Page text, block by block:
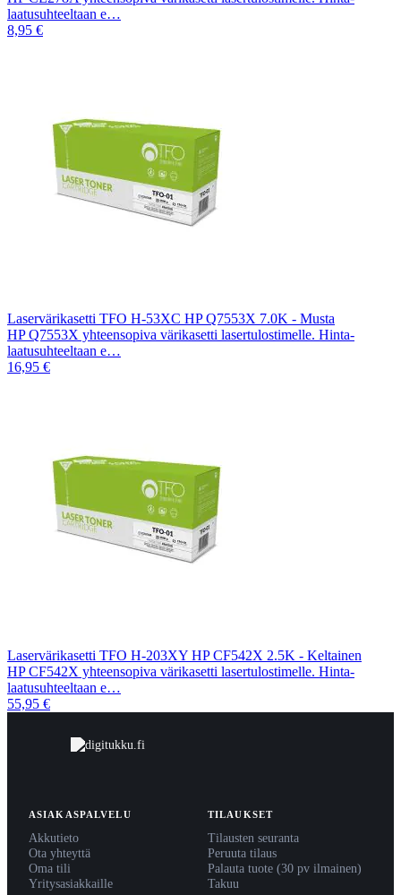
laatusuhteeltaan e…
8,95 €
Laservärikasetti TFO H-53XC HP Q7553X 7.0K - Musta
HP Q7553X yhteensopiva värikasetti lasertulostimelle. Hinta-
laatusuhteeltaan e…
16,95 €
Laservärikasetti TFO H-203XY HP CF542X 2.5K - Keltainen
HP CF542X yhteensopiva värikasetti lasertulostimelle. Hinta-
laatusuhteeltaan e…
55,95 €
ASIAKASPALVELU
Akkutieto
Ota yhteyttä
Oma tili
Yritysasiakkaille
TILAUKSET
Tilausten seuranta
Peruuta tilaus
Palauta tuote (30 pv ilmainen)
Takuu